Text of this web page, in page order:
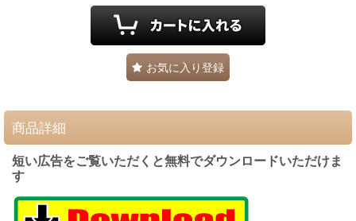
お気に入り登録
商品詳細
短い広告をご覧いただくと無料でダウンロードいただけま
す